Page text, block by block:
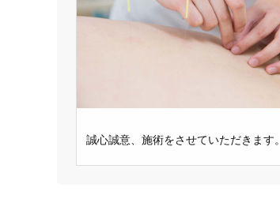
誠心誠意、施術をさせていただきます。